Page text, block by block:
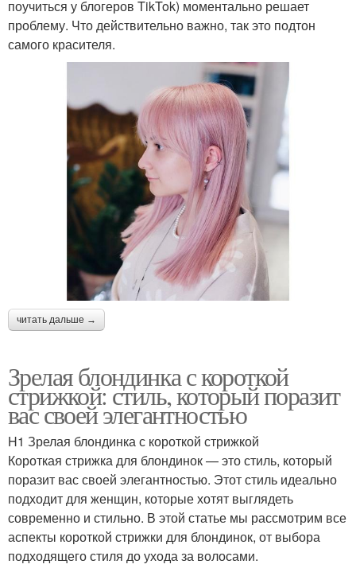
поучиться у блогеров TikTok) моментально решает
проблему. Что действительно важно, так это подтон
самого красителя.
читать дальше →
Зрелая блондинка с короткой
стрижкой: стиль, который поразит
вас своей элегантностью
H1 Зрелая блондинка с короткой стрижкой
Короткая стрижка для блондинок — это стиль, который
поразит вас своей элегантностью. Этот стиль идеально
подходит для женщин, которые хотят выглядеть
современно и стильно. В этой статье мы рассмотрим все
аспекты короткой стрижки для блондинок, от выбора
подходящего стиля до ухода за волосами.